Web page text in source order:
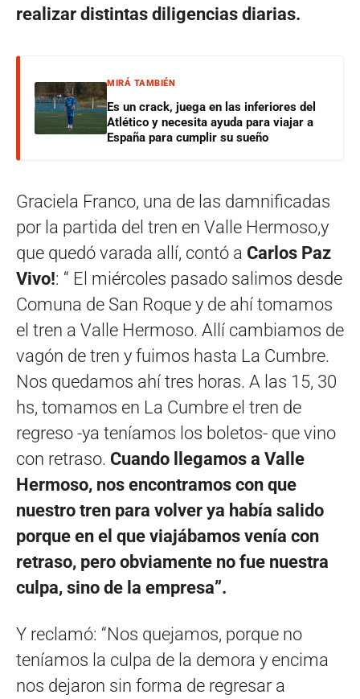
realizar distintas diligencias diarias.
MIRÁ TAMBIÉN
Es un crack, juega en las inferiores del
Atlético y necesita ayuda para viajar a
España para cumplir su sueño
Graciela Franco, una de las damnificadas
por la partida del tren en Valle Hermoso,y
que quedó varada allí, contó a Carlos Paz
Vivo!: “ El miércoles pasado salimos desde
Comuna de San Roque y de ahí tomamos
el tren a Valle Hermoso. Allí cambiamos de
vagón de tren y fuimos hasta La Cumbre.
Nos quedamos ahí tres horas. A las 15, 30
hs, tomamos en La Cumbre el tren de
regreso -ya teníamos los boletos- que vino
con retraso. Cuando llegamos a Valle
Hermoso, nos encontramos con que
nuestro tren para volver ya había salido
porque en el que viajábamos venía con
retraso, pero obviamente no fue nuestra
culpa, sino de la empresa”.
Y reclamó: “Nos quejamos, porque no
teníamos la culpa de la demora y encima
nos dejaron sin forma de regresar a